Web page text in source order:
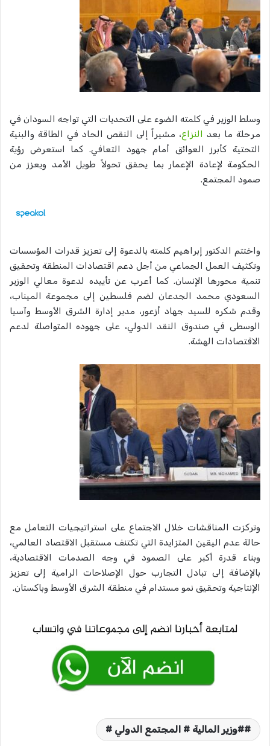
وسلط الوزير في كلمته الضوء على التحديات التي تواجه السودان في
مرحلة ما بعد النزاع، مشيراً إلى النقص الحاد في الطاقة والبنية
التحتية كأبرز العوائق أمام جهود التعافي. كما استعرض رؤية
الحكومة لإعادة الإعمار بما يحقق تحولاً طويل الأمد ويعزز من
صمود المجتمع.
واختتم الدكتور إبراهيم كلمته بالدعوة إلى تعزيز قدرات المؤسسات
وتكثيف العمل الجماعي من أجل دعم اقتصادات المنطقة وتحقيق
تنمية محورها الإنسان. كما أعرب عن تأييده لدعوة معالي الوزير
السعودي محمد الجدعان لضم فلسطين إلى مجموعة الميناب،
وقدم شكره للسيد جهاد أزعور، مدير إدارة الشرق الأوسط وآسيا
الوسطى في صندوق النقد الدولي، على جهوده المتواصلة لدعم
الاقتصادات الهشة.
وتركزت المناقشات خلال الاجتماع على استراتيجيات التعامل مع
حالة عدم اليقين المتزايدة التي تكتنف مستقبل الاقتصاد العالمي،
وبناء قدرة أكبر على الصمود في وجه الصدمات الاقتصادية،
بالإضافة إلى تبادل التجارب حول الإصلاحات الرامية إلى تعزيز
الإنتاجية وتحقيق نمو مستدام في منطقة الشرق الأوسط وباكستان.
#وزير المالية # المجتمع الدولي #